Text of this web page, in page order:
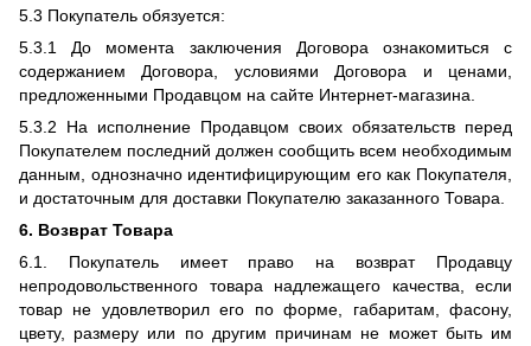
5.3 Покупатель обязуется:
5.3.1 До момента заключения Договора ознакомиться с
содержанием Договора, условиями Договора и ценами,
предложенными Продавцом на сайте Интернет-магазина.
5.3.2 На исполнение Продавцом своих обязательств перед
Покупателем последний должен сообщить всем необходимым
данным, однозначно идентифицирующим его как Покупателя,
и достаточным для доставки Покупателю заказанного Товара.
6. Возврат Товара
6.1. Покупатель имеет право на возврат Продавцу
непродовольственного товара надлежащего качества, если
товар не удовлетворил его по форме, габаритам, фасону,
цвету, размеру или по другим причинам не может быть им